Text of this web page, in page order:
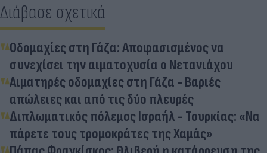
Διάβασε σχετικά
Οδομαχίες στη Γάζα: Αποφασισμένος να
συνεχίσει την αιματοχυσία ο Νετανιάχου
Αιματηρές οδομαχίες στη Γάζα - Βαριές
απώλειες και από τις δύο πλευρές
Διπλωματικός πόλεμος Ισραήλ - Τουρκίας: «Να
πάρετε τους τρομοκράτες της Χαμάς»